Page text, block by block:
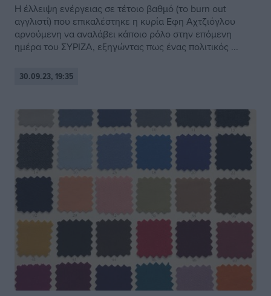
Η έλλειψη ενέργειας σε τέτοιο βαθμό (το burn out
αγγλιστί) που επικαλέστηκε η κυρία Εφη Αχτζιόγλου
αρνούμενη να αναλάβει κάποιο ρόλο στην επόμενη
ημέρα του ΣΥΡΙΖΑ, εξηγώντας πως ένας πολιτικός ...
30.09.23, 19:35